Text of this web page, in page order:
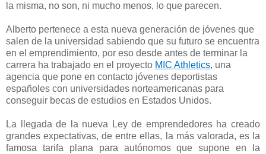
la misma, no son, ni mucho menos, lo que parecen.
Alberto pertenece a esta nueva generación de jóvenes que
salen de la universidad sabiendo que su futuro se encuentra
en e l emprendimiento, por eso desde antes de terminar la
carrera ha trabajado en el proyecto MIC Athletics, una
agencia que pone en contacto jóvenes deportistas
españoles con universidades norteamericanas para
conseguir becas de estudios en Estados Unidos.
La llegada de la nueva Ley de emprendedores ha creado
grandes expectativas, de entre ellas, la más valorada, es la
famosa tarifa plana para autónomos que supone en la